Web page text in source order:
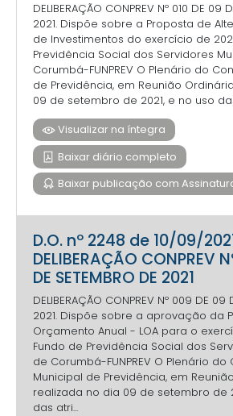
DELIBERAÇÃO CONPREV Nº 010 DE 09
2021. Dispõe sobre a Proposta de
de Investimentos do exercício de
Previdência Social dos Servidores
Corumbá-FUNPREV O Plenário do
de Previdência, em Reunião
09 de setembro de 2021, e no uso
Visualizar na íntegra
Baixar diário completo
Baixar publicação com
D.O. nº 2248 de 10/09/
DELIBERAÇÃO CONPREV
DE SETEMBRO DE 2021
DELIBERAÇÃO CONPREV Nº 009 DE 09
2021. Dispõe sobre a aprovação da
Orçamento Anual - LOA para o
Fundo de Previdência Social dos
de Corumbá-FUNPREV O Plenário do
Municipal de Previdência, em
realizada no dia 09 de setembro de
das atri...